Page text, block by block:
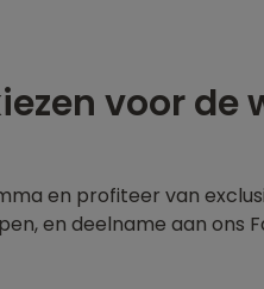
voor de
en profiteer van
en deelname aan ons